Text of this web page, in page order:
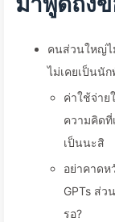
คนส่วนใหญ่ไ
ไม่เคยเป็นนั
ค่าใช้จ่า
ความคิดที่
เป็นนะสิ
อย่าคาดห
GPTs ส่ว
รอ?